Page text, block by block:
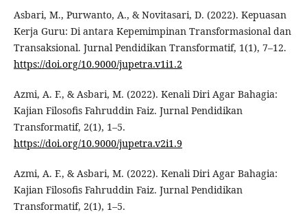
Asbari, M., Purwanto, A., & Novitasari, D. (2022). Kepuasan
Kerja Guru: Di antara Kepemimpinan Transformasional dan
Transaksional. Jurnal Pendidikan Transformatif, 1(1), 7–12.
https://doi.org/10.9000/jupetra.v1i1.2
Azmi, A. F., & Asbari, M. (2022). Kenali Diri Agar Bahagia:
Kajian Filosofis Fahruddin Faiz. Jurnal Pendidikan
Transformatif, 2(1), 1–5.
https://doi.org/10.9000/jupetra.v2i1.9
Azmi, A. F., & Asbari, M. (2022). Kenali Diri Agar Bahagia:
Kajian Filosofis Fahruddin Faiz. Jurnal Pendidikan
Transformatif, 2(1), 1–5.